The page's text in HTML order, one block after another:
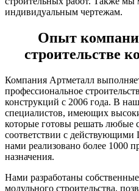
индивидуальным чертежам.
Опыт
строительстве
Компания Артметалл
профессиональное
конструкций с 2006 года. В
специалистов, имеющих
которые готовы решать любые
соответствии с
нами реализовано более 1000
назначения.
Нами разработаны
модульного строительства,